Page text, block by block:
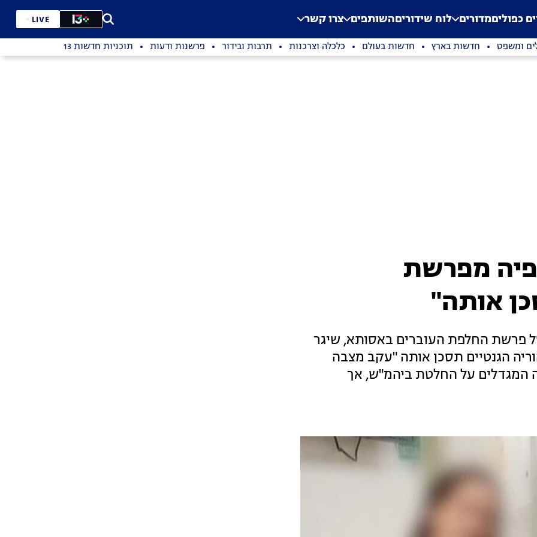
Application error: a
. כפוליםמדורים לוח שידוריםהשותפים צרו קשר LIVE
ומשפט חדשות בארץ חדשות בעולם כלכלה וצרכנות תרבות ובידור פרשנות ודעות תוכניות חדשות 13
מפרשת
אותה"
פרשת החלפת העוברים באסותא, שיגר
הגנטיים תסכן אותה "עקב מצבה
המגדלים על החלטת ביהמ"ש, אך